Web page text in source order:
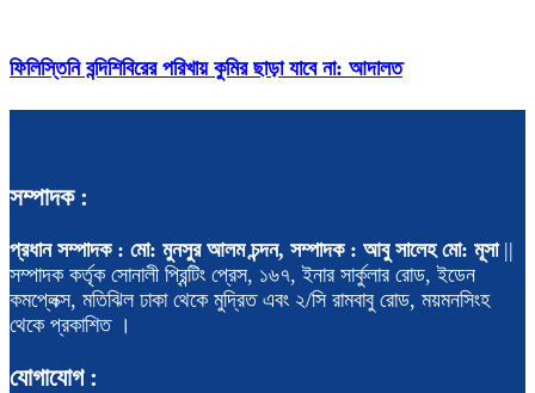
ফিলিস্তিনি বন্দিশিবিরের পরিখায় কুমির ছাড়া যাবে না: আদালত
সম্পাদক :
প্রধান সম্পাদক : মো: মুনসুর আলম চন্দন, সম্পাদক : আবু সালেহ মো: মূসা||
সম্পাদক কর্তৃক সোনালী প্রিন্টিং প্রেস, ১৬৭, ইনার সার্কুলার রোড, ইডেন
কমপ্লেক্স, মতিঝিল ঢাকা থেকে মুদ্রিত এবং ২/সি রামবাবু রোড, ময়মনসিংহ
থেকে প্রকাশিত ।
যোগাযোগ :